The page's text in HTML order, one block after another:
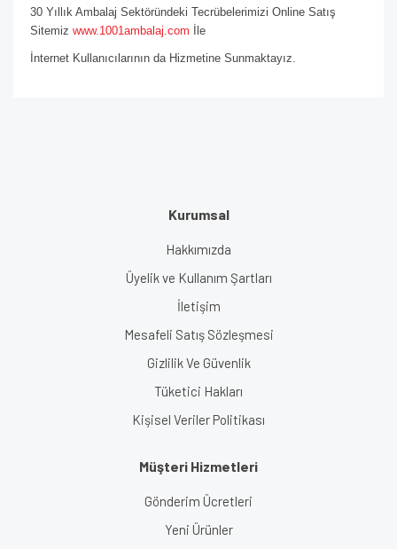
30 Yıllık Ambalaj Sektöründeki Tecrübelerimizi Online Satış
Sitemiz www.1001ambalaj.com İle
İnternet Kullanıcılarının da Hizmetine Sunmaktayız.
Kurumsal
Hakkımızda
Üyelik ve Kullanım Şartları
İletişim
Mesafeli Satış Sözleşmesi
Gizlilik Ve Güvenlik
Tüketici Hakları
Kişisel Veriler Politikası
Müşteri Hizmetleri
Gönderim Ücretleri
Yeni Ürünler